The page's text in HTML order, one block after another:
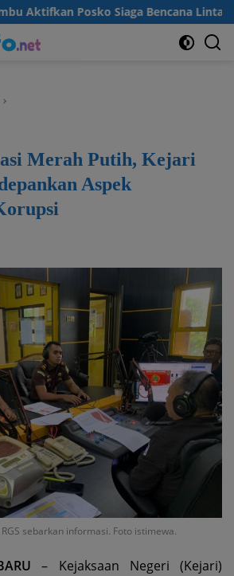
Posko Siaga Bencana Lintas Sektor
Merah Putih, Kejari
Aspek
sebarkan informasi. Foto istimewa.
– Kejaksaan Negeri (Kejari)